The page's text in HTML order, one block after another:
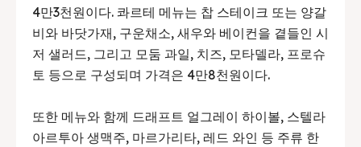
4만3천원이다. 콰르테 메뉴는 찹 스테이크 또는 양갈
비와 바닷가재, 구운채소, 새우와 베이컨을 곁들인 시
저 샐러드, 그리고 모둠 과일, 치즈, 모타델라, 프로슈
토 등으로 구성되며 가격은 4만8천원이다.
또한 메뉴와 함께 드래프트 얼그레이 하이볼, 스텔라
아르투아 생맥주, 마르가리타, 레드 와인 등 주류 한